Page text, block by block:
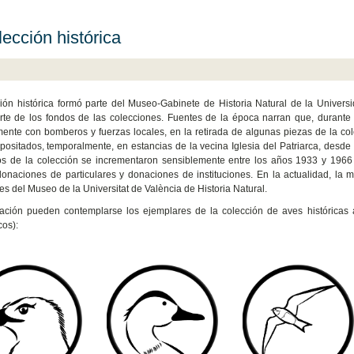
histórica
histórica formó parte del Museo-Gabinete de Historia Natural de la
de los fondos de las colecciones. Fuentes de la época narran que,
con bomberos y fuerzas locales, en la retirada de algunas piezas de la
temporalmente, en estancias de la vecina Iglesia del Patriarca,
de la colección se incrementaron sensiblemente entre los años 1933 y
de particulares y donaciones de instituciones. En la actualidad, la
del Museo de la Universitat de València de Historia Natural.
pueden contemplarse los ejemplares de la colección de aves